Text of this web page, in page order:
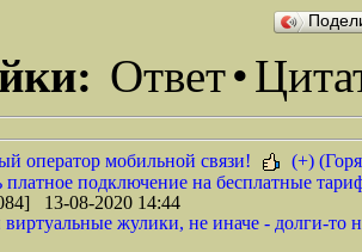
Ответ•
оператор мобильной связи!
(+)
подключение на бесплатные
13-08-2020 14:44
виртуальные жулики, не иначе - долги-то